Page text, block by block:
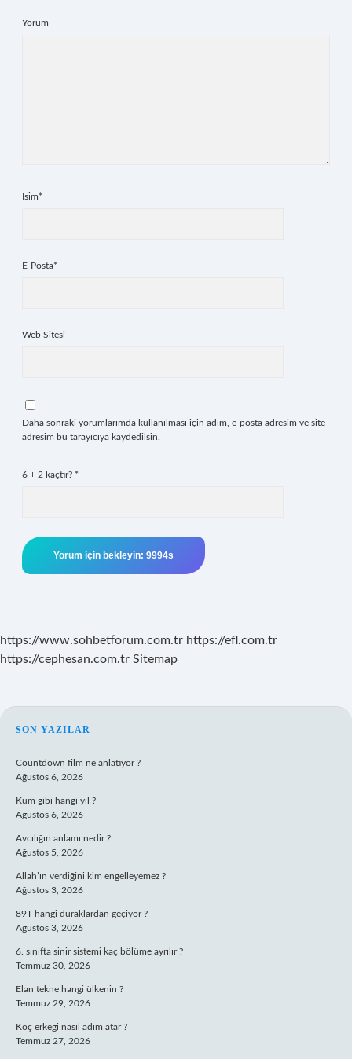
Yorum
İsim*
E-Posta*
Web Sitesi
Daha sonraki yorumlarımda kullanılması için adım, e-posta adresim ve site
adresim bu tarayıcıya kaydedilsin.
6 + 2 kaçtır? *
https://www.sohbetforum.com.tr https://efl.com.tr
https://cephesan.com.tr Sitemap
SIDEBAR
SON YAZILAR
Countdown film ne anlatıyor ?
Ağustos 6, 2026
Kum gibi hangi yıl ?
Ağustos 6, 2026
Avcılığın anlamı nedir ?
Ağustos 5, 2026
Allah’ın verdiğini kim engelleyemez ?
Ağustos 3, 2026
89T hangi duraklardan geçiyor ?
Ağustos 3, 2026
6. sınıfta sinir sistemi kaç bölüme ayrılır ?
Temmuz 30, 2026
Elan tekne hangi ülkenin ?
Temmuz 29, 2026
Koç erkeği nasıl adım atar ?
Temmuz 27, 2026